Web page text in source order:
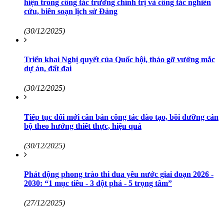
hiện trong công tác trường chính trị và công tác nghiên
cứu, biên soạn lịch sử Đảng
(30/12/2025)
Triển khai Nghị quyết của Quốc hội, tháo gỡ vướng mắc
dự án, đất đai
(30/12/2025)
Tiếp tục đổi mới căn bản công tác đào tạo, bồi dưỡng cán
bộ theo hướng thiết thực, hiệu quả
(30/12/2025)
Phát động phong trào thi đua yêu nước giai đoạn 2026 -
2030: “1 mục tiêu - 3 đột phá - 5 trọng tâm”
(27/12/2025)